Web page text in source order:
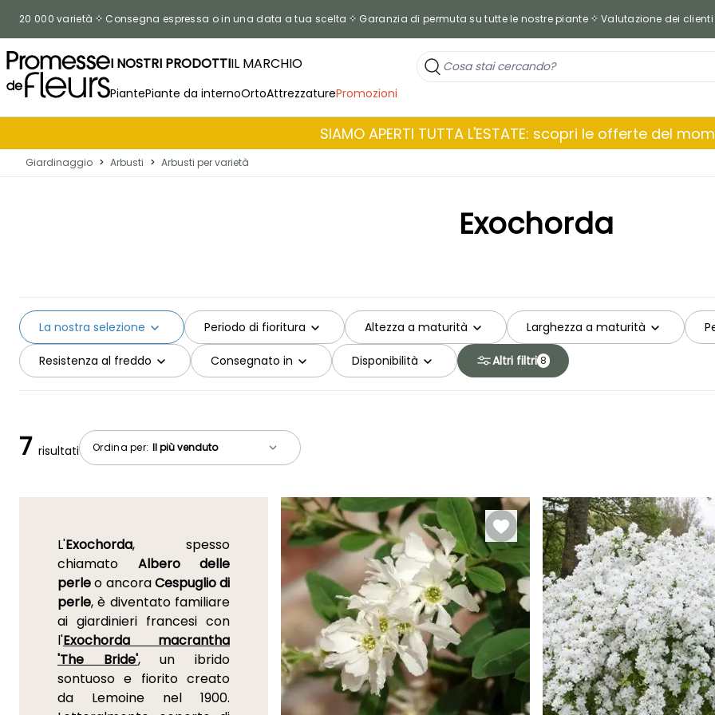
20 000 varietà Consegna espressa o in una data a tua scelta Garanzia di permuta su tutte le nostre piante Valutazione dei
I NOSTRI PRODOTTIIL MARCHIO
PiantePiante da internoOrtoAttrezzaturePromozioni
SIAMO APERTI TUTTA L'ESTATE: scopri le offerte del
Giardinaggio > Arbusti > Arbusti per varietà
Exochorda
Periodo di fioritura Altezza a maturità Larghezza a maturità
Resistenza al freddo Consegnato in
La nostra selezione
Disponibilità Altri filtri 8
Ordina per:
7 risultati
L'Exochorda, spesso
chiamato Albero delle
perleo ancoraCespuglio di
perle, è diventato familiare
ai giardinieri francesi con
l'Exochorda macrantha
'The Bride', un ibrido
sontuoso e fiorito creato
da Lemoine nel 1900.